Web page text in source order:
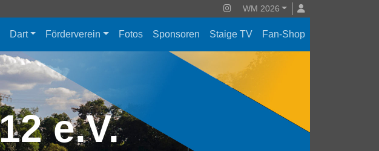
WM 2026
Dart Förderverein Fotos Sponsoren Staige TV Fan-Shop
e.V.